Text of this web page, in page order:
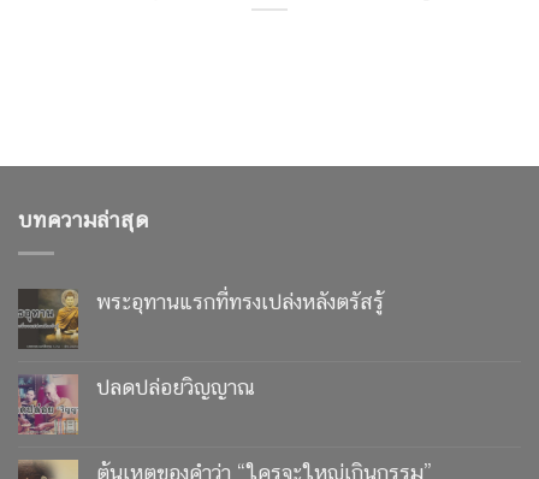
บทความล่าสุด
พระอุทานแรกที่ทรงเปล่งหลังตรัสรู้
ปลดปล่อยวิญญาณ
ต้นเหตุของคำว่า “ใครจะใหญ่เกินกรรม”